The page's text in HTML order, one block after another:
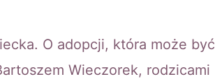
O adopcji, która może być
Wieczorek, rodzicami